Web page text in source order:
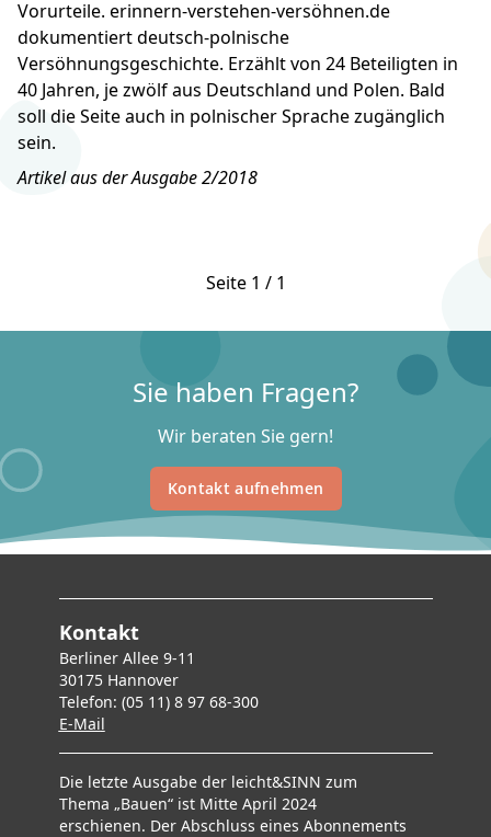
Vorurteile. erinnern-verstehen-versöhnen.de
dokumentiert deutsch-polnische
Versöhnungsgeschichte. Erzählt von 24 Beteiligten in
40 Jahren, je zwölf aus Deutschland und Polen. Bald
soll die Seite auch in polnischer Sprache zugänglich
sein.
Artikel aus der Ausgabe 2/2018
Seite 1 / 1
Sie haben Fragen?
Wir beraten Sie gern!
Kontakt aufnehmen
Kontakt
Berliner Allee 9-11
30175 Hannover
Telefon: (05 11) 8 97 68-300
E-Mail
Die letzte Ausgabe der leicht&SINN zum
Thema „Bauen“ ist Mitte April 2024
erschienen. Der Abschluss eines Abonnements